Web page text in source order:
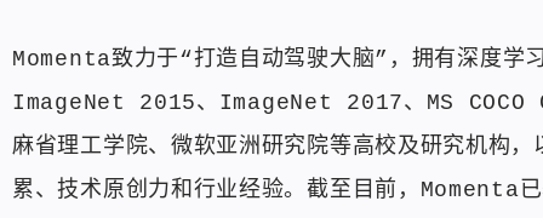
Momenta致力于“打造自动驾驶大脑”，拥有深度
ImageNet 2015、ImageNet 2017、MS COCO
麻省理工学院、微软亚洲研究院等高校及研究机构
累、技术原创力和行业经验。截至目前，Momenta